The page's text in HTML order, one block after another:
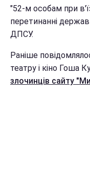
"52-м особам при
перетинанні
ДПСУ.
Раніше
театру і кіно Гоша
злочинців сайту